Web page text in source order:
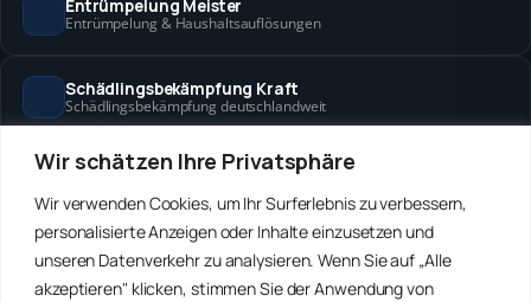
Wir schätzen Ihre Privatsphäre
Wir verwenden Cookies, um Ihr Surferlebnis zu verbessern,
personalisierte Anzeigen oder Inhalte einzusetzen und
unseren Datenverkehr zu analysieren. Wenn Sie auf „Alle
akzeptieren" klicken, stimmen Sie der Anwendung von
Entrümpelung Meister
Entrümpelung & Haushaltsauflösungen
Schädlingsbekämpfung Kraft
Schädlingsbekämpfung deutschlandweit
Hanse Objektservice
Winterdienst Hansa
Winterdienst in Bremen & Hamburg